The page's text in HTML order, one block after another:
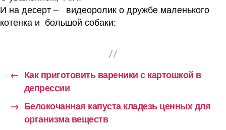
И на десерт – видеоролик о дружбе маленького
котенка и большой собаки:
← Как приготовить вареники с картошкой в
депрессии
→ Белокочанная капуста кладезь ценных для
организма веществ